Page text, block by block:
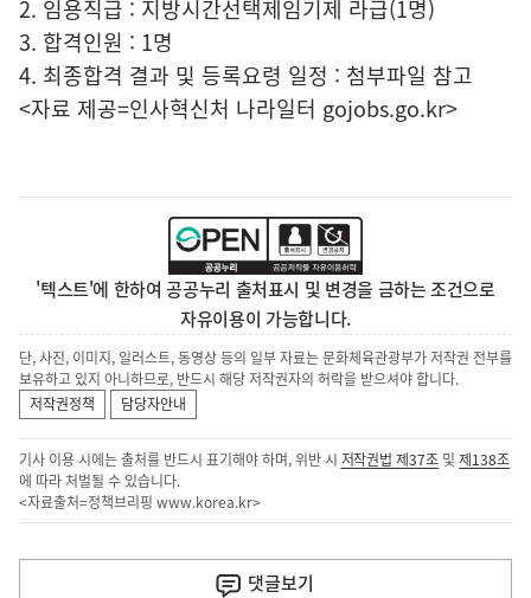
2. 임용직급 : 지방시간선택제임기제 라급(1명)
3. 합격인원 : 1명
4. 최종합격 결과 및 등록요령 일정 : 첨부파일 참고
<자료 제공=인사혁신처 나라일터 gojobs.go.kr>
'텍스트'에 한하여 공공누리 출처표시 및 변경을 금하는 조건으로
자유이용이 가능합니다.
단, 사진, 이미지, 일러스트, 동영상 등의 일부 자료는 문화체육관광부가 저작권 전부를
보유하고 있지 아니하므로, 반드시 해당 저작권자의 허락을 받으셔야 합니다.
저작권정책
담당자안내
기사 이용 시에는 출처를 반드시 표기해야 하며, 위반 시 저작권법 제37조 및제138조
에 따라 처벌될 수 있습니다.
<자료출처=정책브리핑 www.korea.kr>
댓글보기